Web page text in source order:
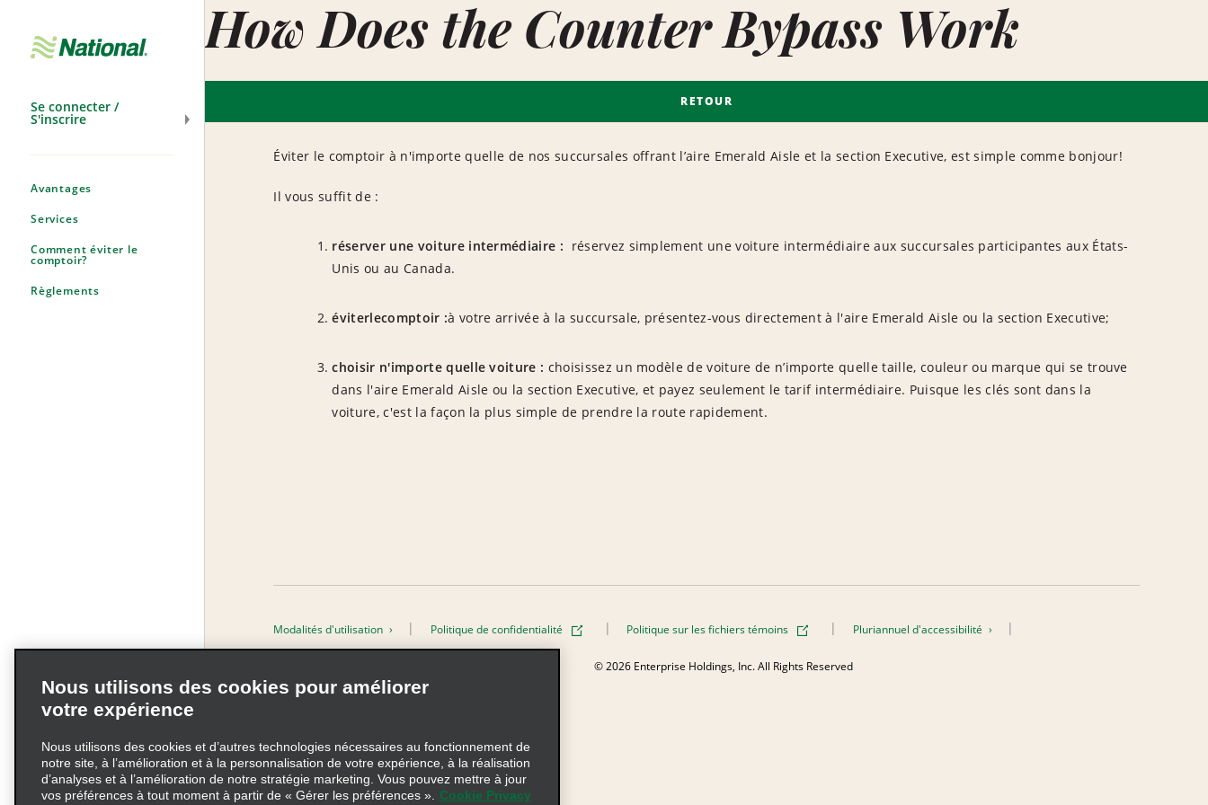
navigation
Se connecter /
S'inscrire
Avantages
Services
Comment éviter le
comptoir?
Règlements
How Does the Counter Bypass Work
RETOUR
Éviter le comptoir à n'importe quelle de nos succursales offrant l’aire Emerald Aisle et la section Executive, est simple comme bonjour!
Il vous suffit de :
réserver une voiture intermédiaire : réservez simplement une voiture intermédiaire aux succursales participantes aux États-
Unis ou au Canada.
éviterlecomptoir :à votre arrivée à la succursale, présentez-vous directement à l'aire Emerald Aisle ou la section Executive;
choisir n'importe quelle voiture : choisissez un modèle de voiture de n’importe quelle taille, couleur ou marque qui se trouve
dans l'aire Emerald Aisle ou la section Executive, et payez seulement le tarif intermédiaire. Puisque les clés sont dans la
voiture, c'est la façon la plus simple de prendre la route rapidement.
Modalités d'utilisation Politique de confidentialité Politique sur les fichiers témoins Pluriannuel d'accessibilité
© 2026 Enterprise Holdings, Inc. All Rights Reserved
Nous utilisons des cookies pour améliorer
votre expérience
Nous utilisons des cookies et d’autres technologies nécessaires au fonctionnement de
notre site, à l’amélioration et à la personnalisation de votre expérience, à la réalisation
d’analyses et à l’amélioration de notre stratégie marketing. Vous pouvez mettre à jour
vos préférences à tout moment à partir de « Gérer les préférences ».
Cookie Privacy